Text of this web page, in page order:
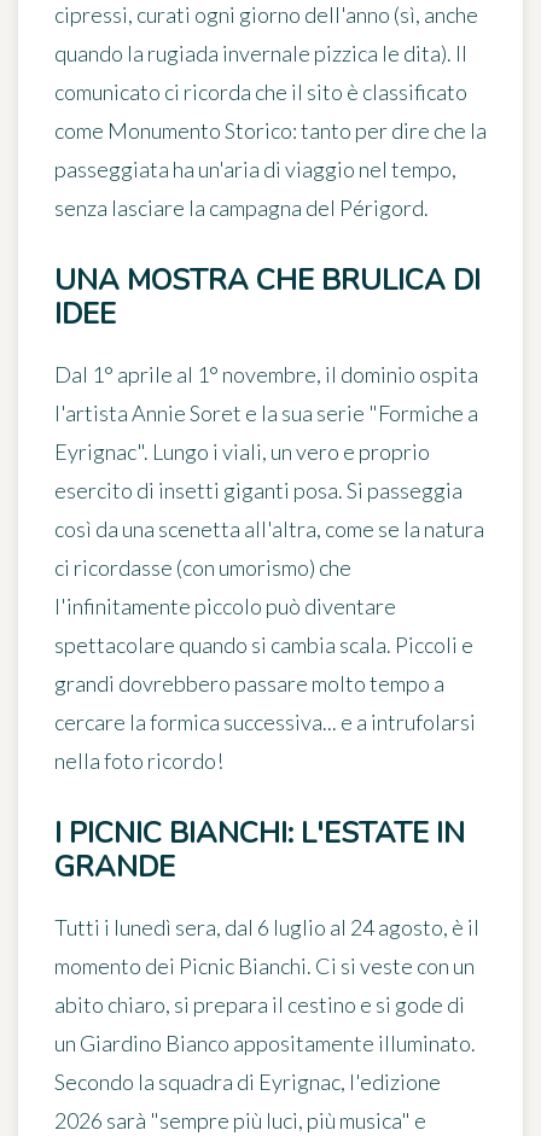
cipressi, curati ogni giorno dell'anno (sì, anche
quando la rugiada invernale pizzica le dita). Il
comunicato ci ricorda che il sito è classificato
come Monumento Storico: tanto per dire che la
passeggiata ha un'aria di viaggio nel tempo,
senza lasciare la campagna del Périgord.
UNA MOSTRA CHE BRULICA DI
IDEE
Dal 1° aprile al 1° novembre, il dominio ospita
l'artista Annie Soret e la sua serie "Formiche a
Eyrignac". Lungo i viali, un vero e proprio
esercito di insetti giganti posa. Si passeggia
così da una scenetta all'altra, come se la natura
ci ricordasse (con umorismo) che
l'infinitamente piccolo può diventare
spettacolare quando si cambia scala. Piccoli e
grandi dovrebbero passare molto tempo a
cercare la formica successiva... e a intrufolarsi
nella foto ricordo!
I PICNIC BIANCHI: L'ESTATE IN
GRANDE
Tutti i lunedì sera, dal 6 luglio al 24 agosto, è il
momento dei Picnic Bianchi. Ci si veste con un
abito chiaro, si prepara il cestino e si gode di
un Giardino Bianco appositamente illuminato.
Secondo la squadra di Eyrignac, l'edizione
2026 sarà "sempre più luci, più musica" e